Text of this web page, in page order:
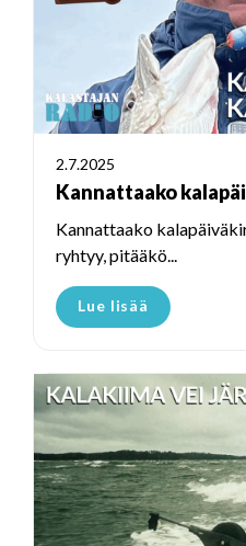
2.7.2025
Kannattaako
Kannattaako
ryhtyy, pitääkö...
Lue lisää